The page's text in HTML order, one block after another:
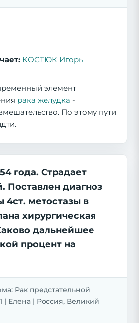
КОСТЮК Игорь
элемент
рака желудка -
По этому пути
года. Страдает
Поставлен диагноз
4ст. метостазы в
хирургическая
дальнейшее
процент на
Рак предстательной
| Елена | Россия, Великий